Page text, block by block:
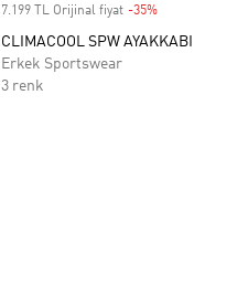
7.199 TL Orijinal fiyat -35%
CLIMACOOL SPW AYAKKABI
Erkek Sportswear
3 renk